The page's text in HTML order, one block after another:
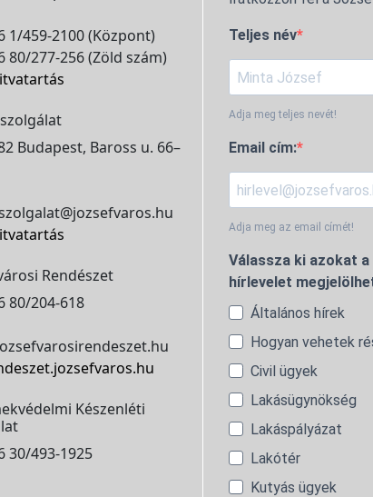
1/459-2100 (Központ)
80/277-256 (Zöld szám)
Budapest, Baross u. 66–
Rendészet
80/204-618
Készenléti
30/493-1925
Teljes név
Adja meg teljes nevét!
Email cím:
Adja meg az email címét!
Válassza ki azokat
hírlevelet
Általános hírek
Hogyan vehetek
Civil ügyek
Lakásügynökség
Lakáspályázat
Lakótér
Kutyás ügyek